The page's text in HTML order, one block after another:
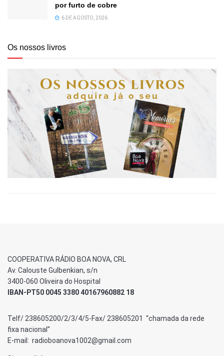
por furto de cobre
6 DE AGOSTO, 2026
Os nossos livros
COOPERATIVA RÁDIO BOA NOVA, CRL
Av. Calouste Gulbenkian, s/n
3400-060 Oliveira do Hospital
IBAN-PT50 0045 3380 40167960882 18
Telf/ 238605200/2/3/4/5-Fax/ 238605201 “chamada da rede
fixa nacional”
E-mail: radioboanova1002@gmail.com